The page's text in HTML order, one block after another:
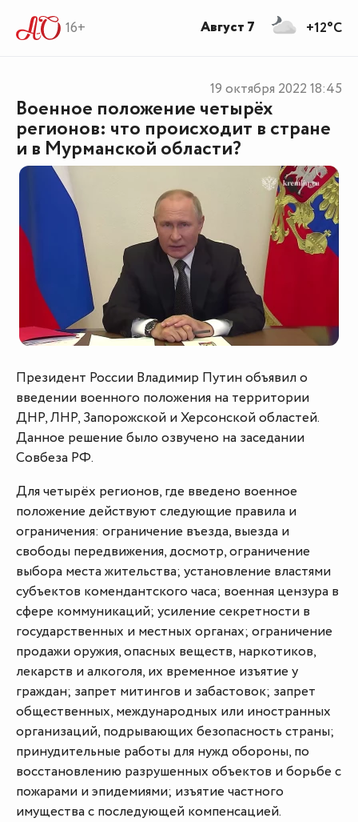
16+
Военное положение четырёх
регионов: что происходит в стране
и в Мурманской области?
19 октября 2022 18:45
Президент России Владимир Путин объявил о
введении военного положения на территории
ДНР, ЛНР, Запорожской и Херсонской областей.
Данное решение было озвучено на заседании
Совбеза РФ.
Для четырёх регионов, где введено военное
положение действуют следующие правила и
ограничения: ограничение въезда, выезда и
свободы передвижения, досмотр, ограничение
выбора места жительства; установление властями
субъектов комендантского часа; военная цензура в
сфере коммуникаций; усиление секретности в
государственных и местных органах; ограничение
продажи оружия, опасных веществ, наркотиков,
лекарств и алкоголя, их временное изъятие у
граждан; запрет митингов и забастовок; запрет
общественных, международных или иностранных
организаций, подрывающих безопасность страны;
принудительные работы для нужд обороны, по
восстановлению разрушенных объектов и борьбе с
пожарами и эпидемиями; изъятие частного
имущества с последующей компенсацией.
+12°C
Август 7